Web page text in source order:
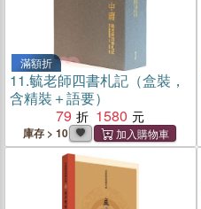
滿額折
11.毓老師四書札記（盒裝，
含精裝＋語要）
79
1580
庫存 > 10